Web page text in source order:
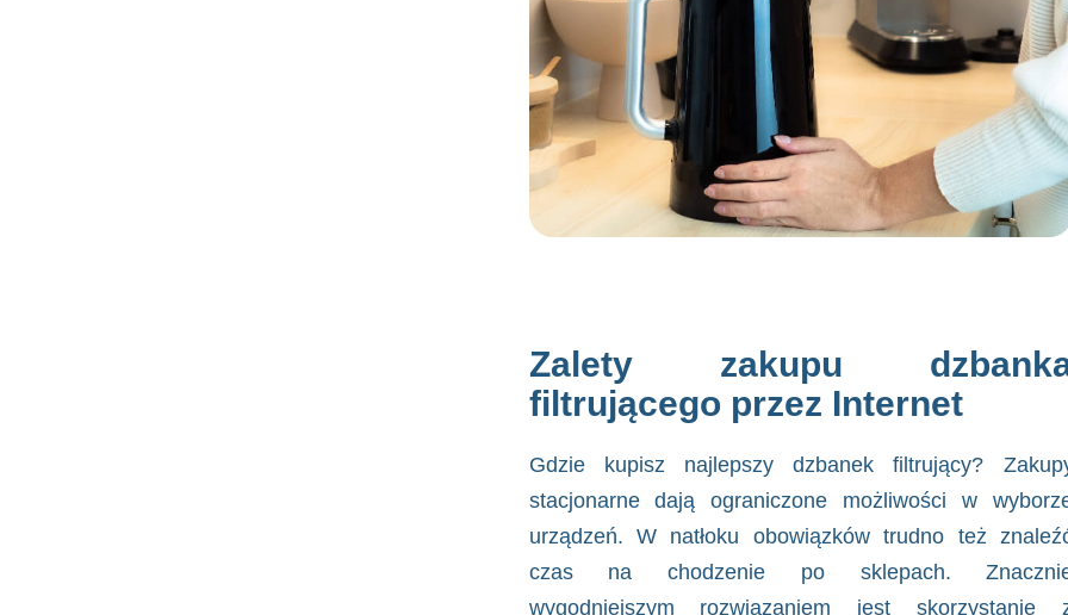
Zalety zakupu
filtrującego przez Internet
Gdzie kupisz najlepszy dzbanek filtrujący?
stacjonarne dają ograniczone możliwości w
urządzeń. W natłoku obowiązków trudno też
czas na chodzenie po sklepach.
wygodniejszym rozwiązaniem jest skorzystanie